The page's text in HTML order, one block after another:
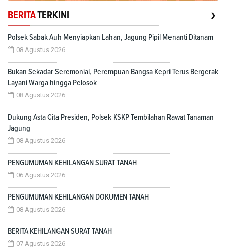
BERITATERKINI ›
Polsek Sabak Auh Menyiapkan Lahan, Jagung Pipil Menanti Ditanam
08 Agustus 2026
Bukan Sekadar Seremonial, Perempuan Bangsa Kepri Terus Bergerak
Layani Warga hingga Pelosok
08 Agustus 2026
Dukung Asta Cita Presiden, Polsek KSKP Tembilahan Rawat Tanaman
Jagung
08 Agustus 2026
PENGUMUMAN KEHILANGAN SURAT TANAH
06 Agustus 2026
PENGUMUMAN KEHILANGAN DOKUMEN TANAH
08 Agustus 2026
BERITA KEHILANGAN SURAT TANAH
07 Agustus 2026